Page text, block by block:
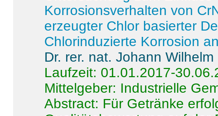
Korrosionsverhalten von
erzeugter Chlor basierter
Chlorinduzierte Korrosion
Dr. rer. nat. Johann
Laufzeit: 01.01.2017-
Mittelgeber: Industrielle
Abstract: Für Getränke